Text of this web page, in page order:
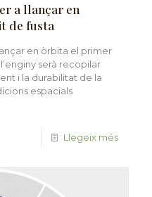
a llançar en
de fusta
en òrbita el primer
serà recopilar
i la durabilitat de la
espacials
Llegeix més